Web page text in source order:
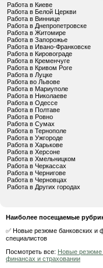
Работа в Киеве
Работа в Белой Церкви
Работа в Виннице
Работа в Днепропетровске
Работа в Житомире
Работа в Запорожье
Работа в Ивано-Франковске
Работа в Кировограде
Работа в Кременчуге
Работа в Кривом Роге
Работа в Луцке
Работа во Львове
Работа в Мариуполе
Работа в Николаеве
Работа в Одессе
Работа в Полтаве
Работа в Ровно
Работа в Сумах
Работа в Тернополе
Работа в Ужгороде
Работа в Харькове
Работа в Херсоне
Работа в Хмельницком
Работа в Черкассах
Работа в Чернигове
Работа в Черновцах
Работа в Других городах
Наиболее посещаемые
✅ Новые резюме банковских и
специалистов
Посмотреть все: Новые резюме
финансах и страховании